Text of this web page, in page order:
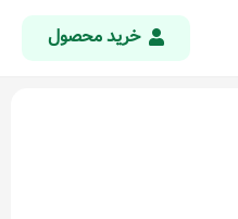
خرید محصول